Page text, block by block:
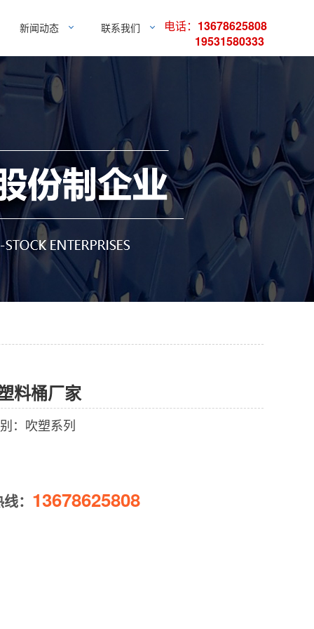
新闻动态 联系我们 电话： 13678625808
19531580333
料桶厂家
：吹塑系列
： 13678625808